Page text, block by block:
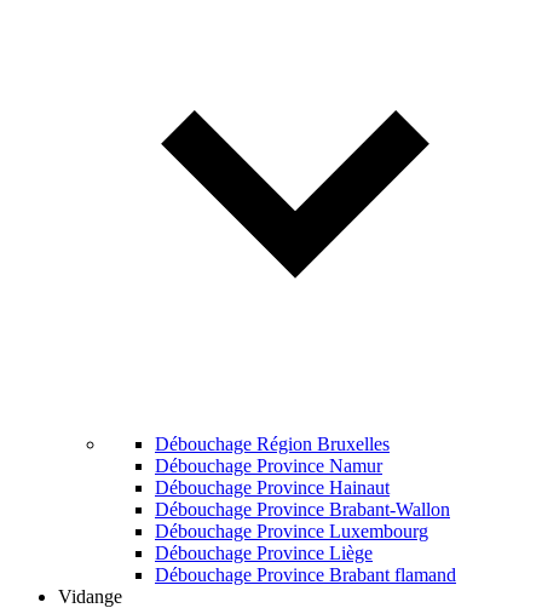
Débouchage Région Bruxelles
Débouchage Province Namur
Débouchage Province Hainaut
Débouchage Province Brabant-Wallon
Débouchage Province Luxembourg
Débouchage Province Liège
Débouchage Province Brabant flamand
Vidange